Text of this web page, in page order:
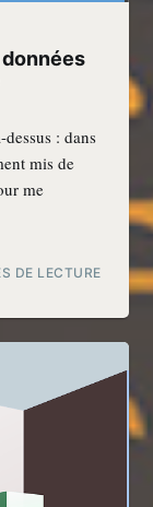
: dans
mis de
me
DE LECTURE